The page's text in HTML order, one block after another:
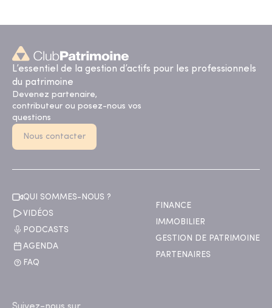
L’essentiel de la gestion d’actifs pour les professionnels
du patrimoine
Devenez partenaire,
contributeur ou posez-nous vos
questions
Nous contacter
QUI SOMMES-NOUS ?
VIDÉOS
PODCASTS
AGENDA
FAQ
FINANCE
IMMOBILIER
GESTION DE PATRIMOINE
PARTENAIRES